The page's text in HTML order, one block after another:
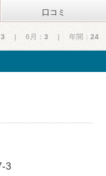
口コミ
3 | 6月： 3 | 年間： 24
3